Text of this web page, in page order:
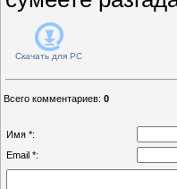
Скачать для PC
Всего комментариев: 0
Имя *:
Email *: